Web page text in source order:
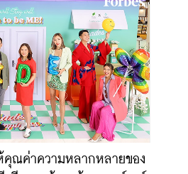
คุณค่าความหลากหลายของ